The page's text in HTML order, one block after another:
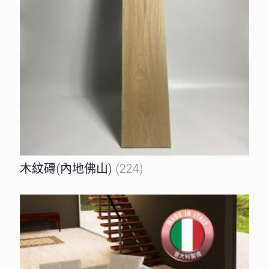
木紋磚(內地佛山) (224)